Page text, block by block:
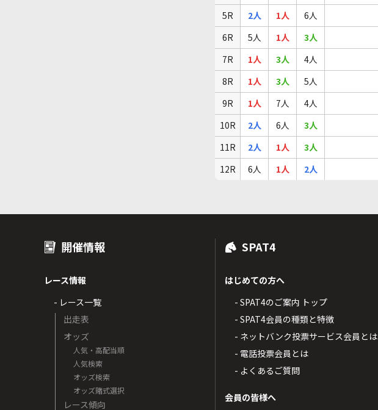
5R
2人 1人 6人
6R
5人 1人 3人
7R
1人 3人 4人
8R
1人 3人 5人
9R
1人 7人 4人
10R
2人 6人 3人
11R
2人 1人 3人
12R
6人 1人 2人
開催情報
レース情報
- レース一覧
出走表
オッズ
人気・高配当順
人気検索
オッズ検索
オッズ賭式選択
レース傾向
SPAT4
はじめての方へ
- SPAT4のご案内 トップ
- SPAT4会員の種類と特徴
- ネットバンク投票サービス会員とは
- 電話投票会員とは
- よくあるご質問
会員の皆様へ